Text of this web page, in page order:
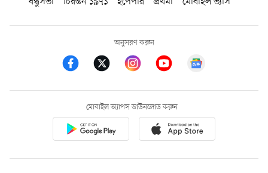
অনুসরণ করুন
মোবাইল অ্যাপস ডাউনলোড করুন